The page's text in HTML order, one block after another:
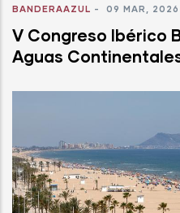
BANDERAAZUL - 09 MAR, 2026
V Congreso Ibérico
Aguas